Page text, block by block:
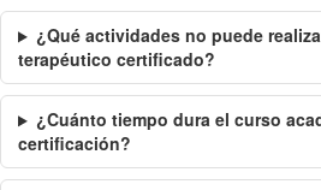
¿Qué actividades no puede
terapéutico certificado?
¿Cuánto tiempo dura el curso
certificación?